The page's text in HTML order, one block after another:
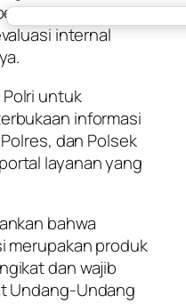
terutama
internal
untuk
informasi
dan Polsek
layanan yang
bahwa
merupakan produk
dan wajib
Undang-Undang